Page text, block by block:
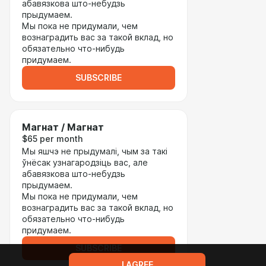
абавязкова што-небудзь
прыдумаем.
Мы пока не придумали, чем
вознаградить вас за такой вклад, но
обязательно что-нибудь
придумаем.
SUBSCRIBE
Магнат / Магнат
$65 per month
Мы яшчэ не прыдумалі, чым за такі
ўнёсак узнагародзіць вас, але
абавязкова што-небудзь
прыдумаем.
Мы пока не придумали, чем
вознаградить вас за такой вклад, но
обязательно что-нибудь
придумаем.